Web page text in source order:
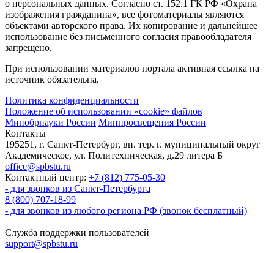
о персональных данных. Согласно ст. 152.1 ГК РФ «Охрана
изображения гражданина», все фотоматериалы являются
объектами авторского права. Их копирование и дальнейшее
использование без письменного согласия правообладателя
запрещено.
При использовании материалов портала активная ссылка на
источник обязательна.
Политика конфиденциальности
Положение об использовании «cookie» файлов
Минобрнауки России Минпросвещения России
Контакты
195251, г. Санкт-Петербург, вн. тер. г. муниципальный округ
Академическое, ул. Политехническая, д.29 литера Б
office@spbstu.ru
Контактный центр: +7 (812) 775-05-30
- для звонков из Санкт-Петербурга
8 (800) 707-18-99
- для звонков из любого региона РФ (звонок бесплатный)
Служба поддержки пользователей
support@spbstu.ru